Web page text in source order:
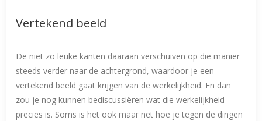
Vertekend beeld
De niet zo leuke kanten daaraan verschuiven op die manier
steeds verder naar de achtergrond, waardoor je een
vertekend beeld gaat krijgen van de werkelijkheid. En dan
zou je nog kunnen bediscussiëren wat die werkelijkheid
precies is. Soms is het ook maar net hoe je tegen de dingen